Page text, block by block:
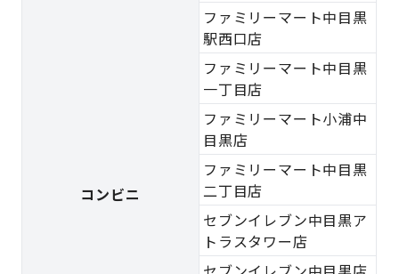
コンビニ
ファミリーマート中目黒
駅西口店
ファミリーマート中目黒
一丁目店
ファミリーマート小浦中
目黒店
ファミリーマート中目黒
二丁目店
セブンイレブン中目黒ア
トラスタワー店